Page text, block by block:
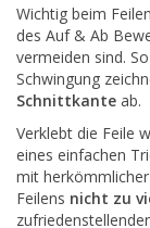
Wichtig beim
des Auf & Ab
vermeiden sind.
Schwingung
Schnittkante ab.
Verklebt die Feile
eines einfachen
mit
Feilens nicht zu